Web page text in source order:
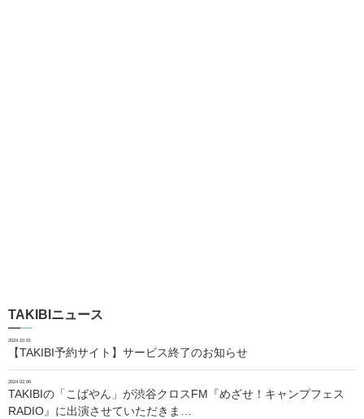
TAKIBIニュース
2024.10.01
【TAKIBI予約サイト】サービス終了のお知らせ
2024.02.06
TAKIBIの「こばやん」が渋谷クロスFM『めざせ！キャンプフェス
RADIO』に出演させていただきま…